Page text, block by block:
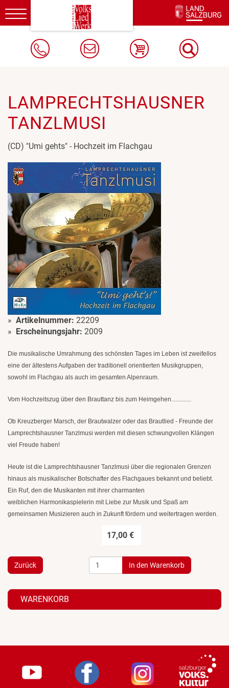
Toggle
navigation
LAMPRECHTSHAUSNER
TANZLMUSI
(CD) "Umi gehts" - Hochzeit im Flachgau
Artikelnummer: 22209
Erscheinungsjahr: 2009
Die musikalische Umrahmung des schönsten Tages im Leben ist zweifellos
eine der ältestens Aufgaben der traditionell orientierten Musikgruppen,
sowohl im Flachgau als auch im gesamten Alpenraum.
Vom Hochzeitszug über den Brauttanz bis zum Heimgehen.............
Ob Kreuzberger Marsch, der Brautwalzer oder das Brautlied - Freunde der
Lamprechtshausner Tanzlmusi werden mit diesen schwungvollen Klängen
viel Freude haben!
Heute ist die Lamprechtshausner Tanzlmusi über die regionalen Grenzen
hinaus als musikalischer Botschafter des Flachgaues bekannt und beliebt.
Ein Ruf, den die Musikanten mit ihrer charmanten
weiblichen Harmonikaspielerin mit Liebe zur Musik und Spaß am
gemeinsamen Musizieren auch in Zukunft fördern und weitertragen werden.
17,00 €
Zurück
WARENKORB